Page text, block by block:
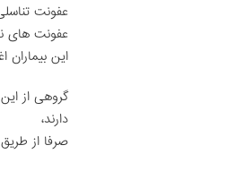
عفونت
عفونت های
این بیماران
گروهی از
دارند،
صرفا از